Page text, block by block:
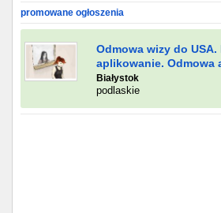
promowane ogłoszenia
Odmowa wizy do USA.
aplikowanie. Odmowa
Białystok
podlaskie
Gdańsk
Chorzów
Lublin